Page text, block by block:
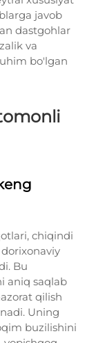
javob
dastgohlar
va
bo'lgan
chiqindi
Bu
aniq saqlab
qilish
Uning
buzilishini